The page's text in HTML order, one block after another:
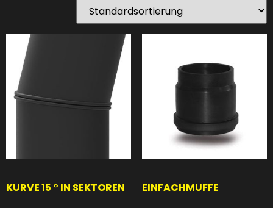
KURVE 15 ° IN SEKTOREN EINFACHMUFFE